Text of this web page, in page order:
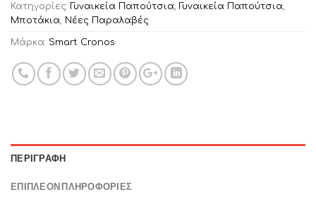
Κατηγορίες: Γυναικεία Παπούτσια, Γυναικεία Παπούτσια,
Μποτάκια, Νέες Παραλαβές
Μάρκα: Smart Cronos
ΠΕΡΙΓΡΑΦΉ
ΕΠΙΠΛΈΟΝ ΠΛΗΡΟΦΟΡΊΕΣ